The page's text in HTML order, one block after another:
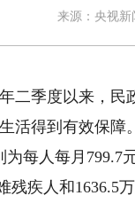
来源： 央视新
季度以来，民
活得到有效保障。
人每月799.7
疾人和1636.5